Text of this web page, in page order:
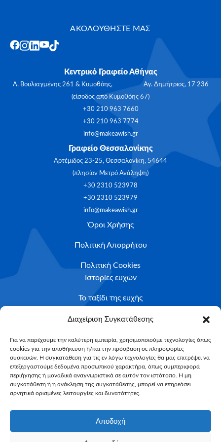
Διαχείριση Συγκατάθεσης
Για να παρέχουμε την καλύτερη εμπειρία, χρησιμοποιούμε τεχνολογίες όπως
cookies για την αποθήκευση ή/και την πρόσβαση σε πληροφορίες
συσκευών. Η συγκατάθεση για τις εν λόγω τεχνολογίες θα μας επιτρέψει να
επεξεργαστούμε δεδομένα προσωπικού χαρακτήρα, όπως συμπεριφορά
περιήγησης ή μοναδικά αναγνωριστικά σε αυτόν τον ιστότοπο. Η μη
συγκατάθεση ή η ανάκληση της συγκατάθεσης, μπορεί να επηρεάσει
αρνητικά ορισμένες λειτουργίες και δυνατότητες.
Αποδοχή
ΑΚΟΛΟΥΘΗΣΤΕ ΜΑΣ
Κεντρικό Γραφείο Αθήνας
Λ. Βουλιαγμένης 261 & Κυμοθόης, Αγ. Δημήτριος, 17 236
(είσοδος από Κυμοθόης 67)
+30 210 963 7660
+30 210 963 7774
info@makeawish.gr
Γραφείο Θεσσαλονίκης
Αρτέμιδος 23-25, Θεσσαλονίκη, 54644
(πλησίον Μετρό Ανάληψη)
+30 2310 523978
+30 2310 523979
info@makeawish.gr
Όροι Χρήσης
Πολιτική Απορρήτου
Πολιτική Cookies
Ιστορίες ευχών
Το ταξίδι της ευχής
Κριτήρια Καταλληλότητας
Υποβολή Αιτήματος
NEWSLETTER
Email*